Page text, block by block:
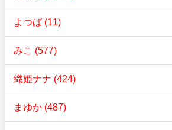
よつば (11)
みこ (577)
織姫ナナ (424)
まゆか (487)